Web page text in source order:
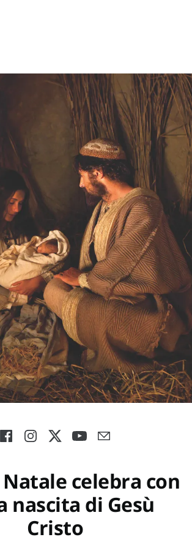
celebra con
nascita di Gesù
Cristo